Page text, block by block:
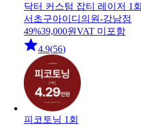
닥터 커스텀 잡티 레이저 1회
서초구아이디의원-강남점
49%39,000원VAT 미포함
4.9(56)
피코토닝 1회